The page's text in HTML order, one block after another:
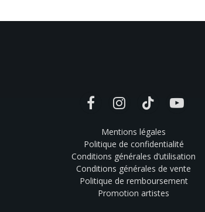
FacebookInstagramTikTok YouTube
Mentions légales
Politique de confidentialité
Conditions générales d’utilisation
Conditions générales de vente
Politique de remboursement
Promotion artistes